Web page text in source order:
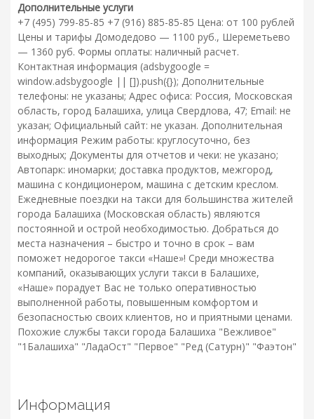
Дополнительные услуги
+7 (495) 799-85-85 +7 (916) 885-85-85 Цена: от 100 рублей
Цены и тарифы Домодедово — 1100 руб., Шереметьево
— 1360 руб. Формы оплаты: наличный расчет.
Контактная информация (adsbygoogle =
window.adsbygoogle || []).push({}); Дополнительные
телефоны: не указаны; Адрес офиса: Россия, Московская
область, город Балашиха, улица Свердлова, 47; Email: не
указан; Официальный сайт: не указан. Дополнительная
информация Режим работы: круглосуточно, без
выходных; Документы для отчетов и чеки: не указано;
Автопарк: иномарки; доставка продуктов, межгород,
машина с кондиционером, машина с детским креслом.
Ежедневные поездки на такси для большинства жителей
города Балашиха (Московская область) являются
постоянной и острой необходимостью. Добраться до
места назначения – быстро и точно в срок – вам
поможет недорогое такси «Наше»! Среди множества
компаний, оказывающих услуги такси в Балашихе,
«Наше» порадует Вас не только оперативностью
выполненной работы, повышенным комфортом и
безопасностью своих клиентов, но и приятными ценами.
Похожие службы такси города Балашиха "Вежливое"
"1Балашиха" "ЛадаОст" "Первое" "Ред (Сатурн)" "Фаэтон"
Информация